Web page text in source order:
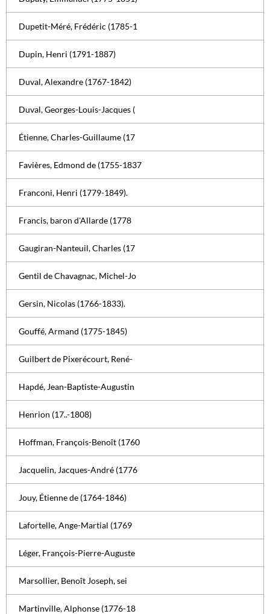
Dupetit-Méré, Frédéric (1785-1
Dupin, Henri (1791-1887)
Duval, Alexandre (1767-1842)
Duval, Georges-Louis-Jacques (
Étienne, Charles-Guillaume (17
Favières, Edmond de (1755-1837
Franconi, Henri (1779-1849).
Francis, baron d'Allarde (1778
Gaugiran-Nanteuil, Charles (17
Gentil de Chavagnac, Michel-Jo
Gersin, Nicolas (1766-1833).
Gouffé, Armand (1775-1845)
Guilbert de Pixerécourt, René-
Hapdé, Jean-Baptiste-Augustin
Henrion (17..-1808)
Hoffman, François-Benoît (1760
Jacquelin, Jacques-André (1776
Jouy, Étienne de (1764-1846)
Lafortelle, Ange-Martial (1769
Léger, François-Pierre-Auguste
Marsollier, Benoît Joseph, sei
Martinville, Alphonse (1776-18